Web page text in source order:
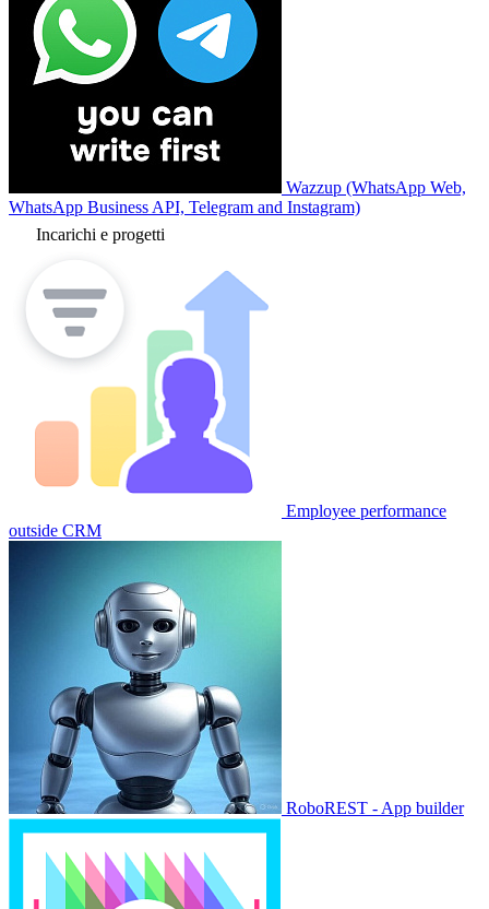
Wazzup (WhatsApp Web,
WhatsApp Business API, Telegram and Instagram)
Incarichi e progetti
Employee performance
outside CRM
RoboREST - App builder